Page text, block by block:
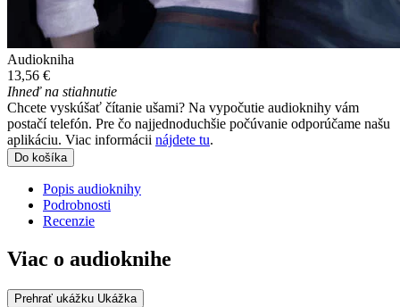
Audiokniha
13,56 €
Ihneď na stiahnutie
Chcete vyskúšať čítanie ušami? Na vypočutie audioknihy vám
postačí telefón. Pre čo najjednoduchšie počúvanie odporúčame našu
aplikáciu. Viac informácii nájdete tu.
Do košíka
Popis audioknihy
Podrobnosti
Recenzie
Viac o audioknihe
Prehrať ukážku Ukážka